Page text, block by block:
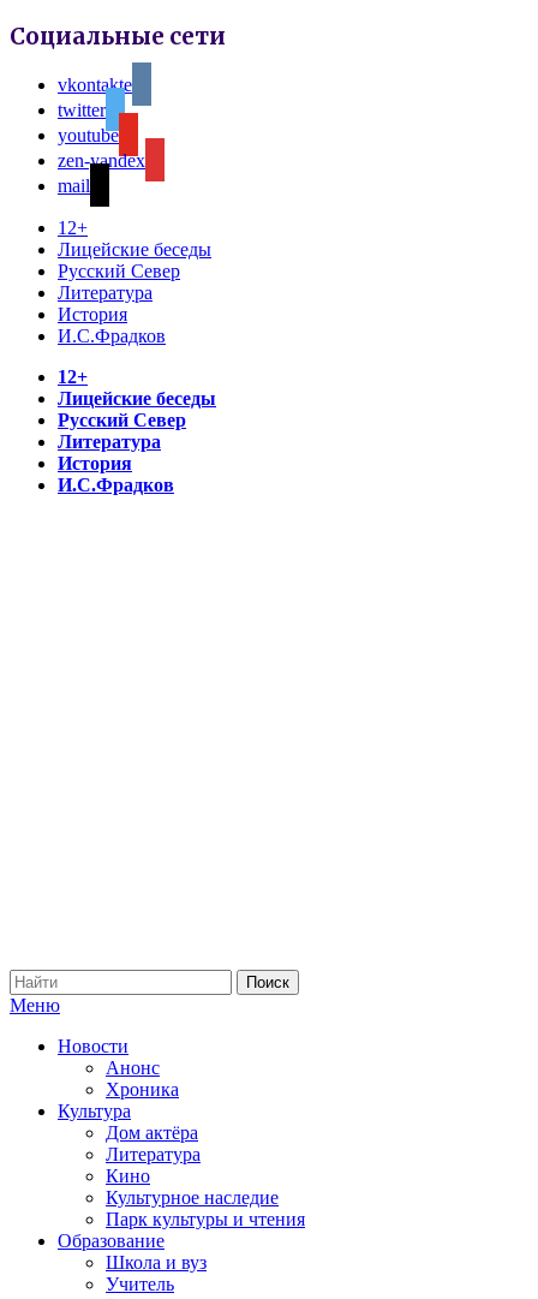
Социальные сети
vkontakte
twitter
youtube
zen-yandex
mail
12+
Лицейские беседы
Русский Север
Литература
История
И.С.Фрадков
12+
Лицейские беседы
Русский Север
Литература
История
И.С.Фрадков
Меню
Новости
Анонс
Хроника
Культура
Дом актёра
Литература
Кино
Культурное наследие
Парк культуры и чтения
Образование
Школа и вуз
Учитель